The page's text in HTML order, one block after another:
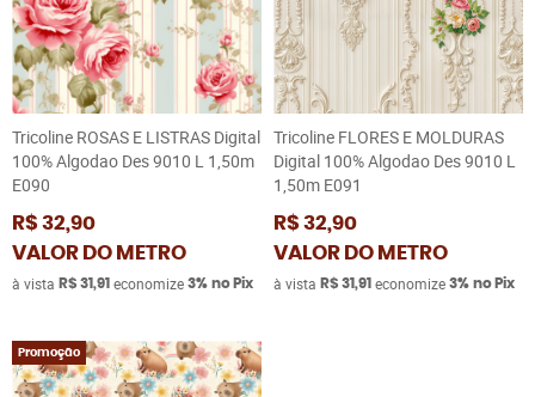
Tricoline ROSAS E LISTRAS Digital
100% Algodao Des 9010 L 1,50m
E090
R$ 32,90
VALOR DO METRO
à vista R$ 31,91 economize 3% no Pix
Tricoline FLORES E MOLDURAS
Digital 100% Algodao Des 9010 L
1,50m E091
R$ 32,90
VALOR DO METRO
à vista R$ 31,91 economize 3% no Pix
Promoção